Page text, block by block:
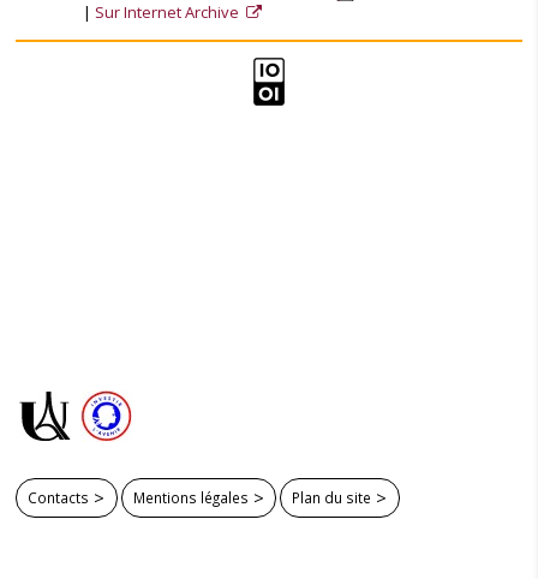
Sur Internet Archive
Contacts Mentions légales Plan du site